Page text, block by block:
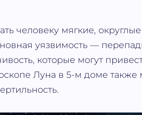
человеку мягкие,
уязвимость —
которые могут
Луна в 5-м доме также